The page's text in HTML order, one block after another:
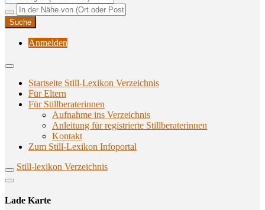
Still-lexikon Verzeichnis
Unterstützungsangebote rund ums Stillen
Anmelden
Startseite Still-Lexikon Verzeichnis
Für Eltern
Für Stillberaterinnen
Aufnahme ins Verzeichnis
Anlei­tung für regis­trier­te Stillberaterinnen
Kon­takt
Zum Still-Lexikon Infoportal
Still-lexikon Verzeichnis
Lade Karte